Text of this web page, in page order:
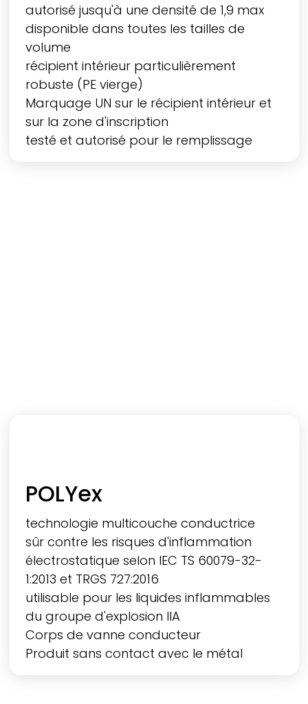
autorisé jusqu'à une densité de 1,9 max
disponible dans toutes les tailles de
volume
récipient intérieur particulièrement
robuste (PE vierge)
Marquage UN sur le récipient intérieur et
sur la zone d'inscription
testé et autorisé pour le remplissage
POLYex
technologie multicouche conductrice
sûr contre les risques d'inflammation
électrostatique selon IEC TS 60079-32-
1:2013 et TRGS 727:2016
utilisable pour les liquides inflammables
du groupe d'explosion IIA
Corps de vanne conducteur
Produit sans contact avec le métal